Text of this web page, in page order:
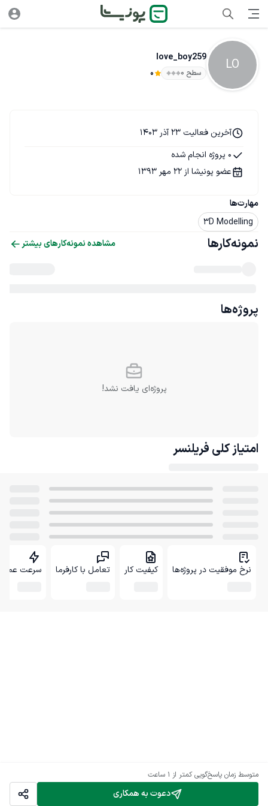
LO
love_boy259
سطح ۰ 0
دعوت به همکاری
متوسط زمان پاسخ‌گویی کمتر از 1 ساعت
مهارت‌ها
3D Modelling
آخرین فعالیت 23 آذر 1403
0 پروژه انجام شده
عضو پونیشا از 22 مهر 1393
نمونه‌کارها مشاهده نمونه‌کارهای بیشتر
پروژه‌ها
پروژه‌ای یافت نشد!
امتیاز کلی فریلنسر
نرخ موفقیت در پروژه‌ها کیفیت کار تعامل با کارفرما سرعت عمل